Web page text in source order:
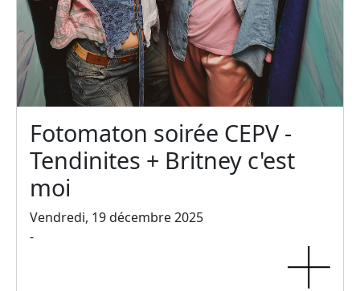
Fotomaton soirée CEPV -
Tendinites + Britney c'est
moi
Vendredi, 19 décembre 2025
-